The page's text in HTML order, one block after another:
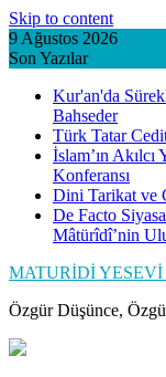
Skip to content
9 Ağustos 2026
Son Yazılar
Kur'an'da
Bahseder
Türk Tatar
İslam’ın
Konferansı
Dini Tarikat ve
De Facto
Mâtürîdî’nin
MATURİDİ
Özgür Düşünce,